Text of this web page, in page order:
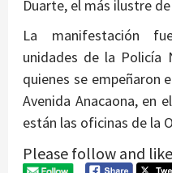
Duarte, el más ilustre
La manifestación
unidades de la Policía
quienes se empeñaron
Avenida Anacaona, en
están las oficinas de la
Please follow and